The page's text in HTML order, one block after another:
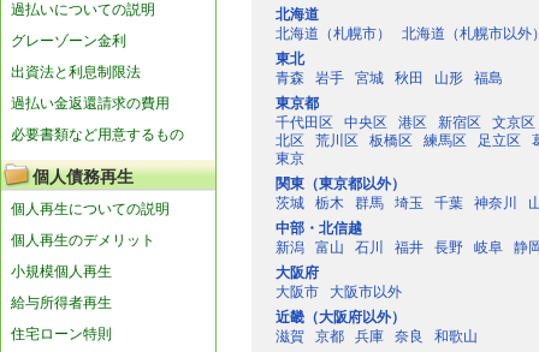
過払いについての説明
グレーゾーン金利
出資法と利息制限法
過払い金返還請求の費用
必要書類など用意するもの
個人債務再生
個人再生についての説明
個人再生のデメリット
小規模個人再生
給与所得者再生
住宅ローン特則
北海道
北海道（札幌市）
北海道（札幌市以外
東北
青森
岩手 宮城 秋田 山形
福島
東京都
千代田区
中央区 港区 新宿区
文京区
北区
荒川区 板橋区 練馬区 足立区
東京
関東（東京都以外）
茨城
栃木 群馬 埼玉 千葉 神奈川
中部・北信越
新潟
富山 石川 福井 長野 岐阜
静
大阪府
大阪市
大阪市以外
近畿（大阪府以外）
滋賀
京都 兵庫 奈良
和歌山